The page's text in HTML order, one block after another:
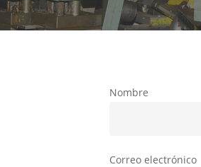
Nombre
Correo electrónico